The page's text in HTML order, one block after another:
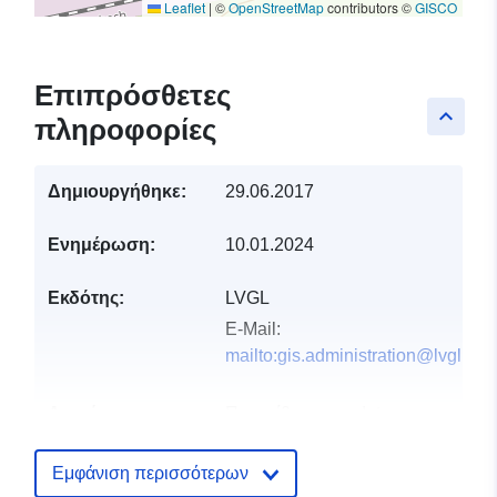
Leaflet | ©OpenStreetMapcontributors ©GISCO
keyboard_arrow_up
Επιπρόσθετες
πληροφορίες
Δημιουργήθηκε: 29.06.2017
Ενημέρωση: 10.01.2024
Εκδότης:
LVGL
E-Mail:
Επικαιροποιήθηκε στα
Εμφάνιση περισσότερων